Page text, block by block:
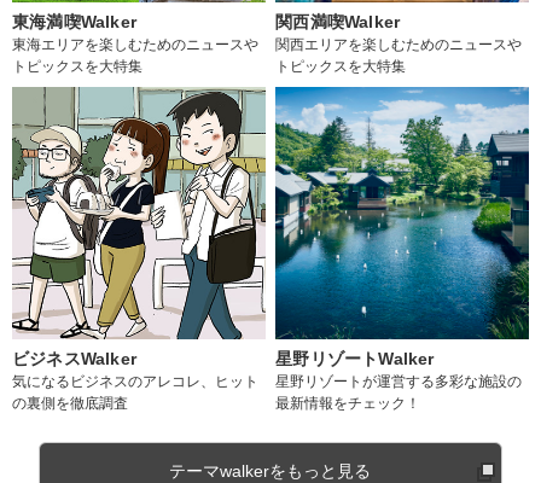
東海満喫Walker
東海エリアを楽しむためのニュースや
トピックスを大特集
関西満喫Walker
関西エリアを楽しむためのニュースや
トピックスを大特集
ビジネスWalker
気になるビジネスのアレコレ、ヒット
の裏側を徹底調査
星野リゾートWalker
星野リゾートが運営する多彩な施設の
最新情報をチェック！
テーマwalkerをもっと見る